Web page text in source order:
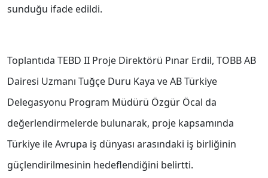
sunduğu ifade edildi.
Toplantıda TEBD II Proje Direktörü Pınar Erdil, TOBB AB
Dairesi Uzmanı Tuğçe Duru Kaya ve AB Türkiye
Delegasyonu Program Müdürü Özgür Öcal da
değerlendirmelerde bulunarak, proje kapsamında
Türkiye ile Avrupa iş dünyası arasındaki iş birliğinin
güçlendirilmesinin hedeflendiğini belirtti.